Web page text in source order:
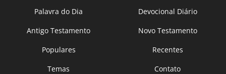
Palavra do Dia
Devocional Diário
Antigo Testamento
Novo Testamento
Populares
Recentes
Temas
Contato